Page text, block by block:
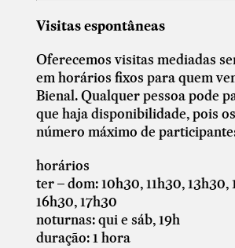
Visitas espontâneas
Oferecemos visitas mediadas
em horários fixos para quem
Bienal. Qualquer pessoa pode
que haja disponibilidade, pois
número máximo de
horários
ter – dom: 10h30, 11h30, 13h30,
16h30, 17h30
noturnas: qui e sáb, 19h
duração: 1 hora